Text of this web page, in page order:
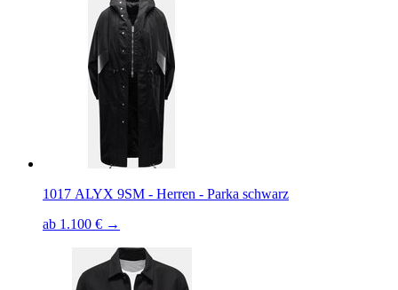
1017 ALYX 9SM - Herren - Parka schwarz
ab 1.100 € →